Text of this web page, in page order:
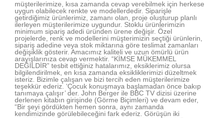
müşterilerimize, kısa zamanda cevap verebilmek için herkese
uygun olabilecek renkte ve modellerdedir. Siparişle
getirdiğimiz ürünlerimiz, zamanı olan, proje oluşturup planlı
ilerleyen müşterilerimize uygundur. Stoklu ürünlerimizin
minimum sipariş adedi üründen ürene değişir. Özel
projelerde, renk ve modellerini müşterimizin seçtiği ürünlerin,
sipariş adedine veya stok miktarına göre teslimat zamanları
değişiklik gösterir. Amacımız kaliteli ve uzun ömürlü ürün
arayışlarınıza cevap vermektir. “KİMSE MÜKEMMEL
DEĞİLDİR” tesbit ettiğiniz hatalarımız, eksiklerimiz olursa
bilgilendirilmek, en kısa zamanda eksikliklerimizi düzeltmek
isteriz. Bizimle çalışan ve bizi tercih eden müşterilerimize
teşekkür ederiz. ‘Çocuk konuşmaya başlamadan önce bakıp
tanımaya çalışır’ der. John Berger ile BBC TV dizisi üzerine
derlenen kitabın girişinde (Görme Biçimleri) ve devam eder,
“Bir şeyi gördükten hemen sonra, aynı zamanda
kendimizinde görülebileceğini fark ederiz. Görüşün iki